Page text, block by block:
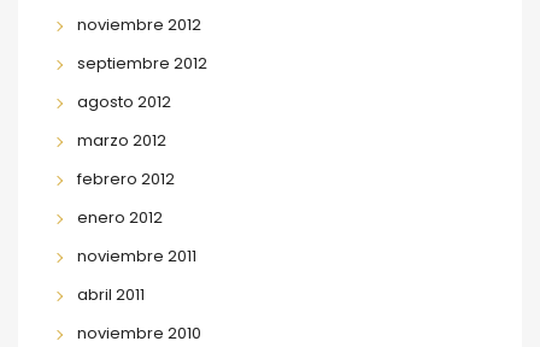
noviembre 2012
septiembre 2012
agosto 2012
marzo 2012
febrero 2012
enero 2012
noviembre 2011
abril 2011
noviembre 2010